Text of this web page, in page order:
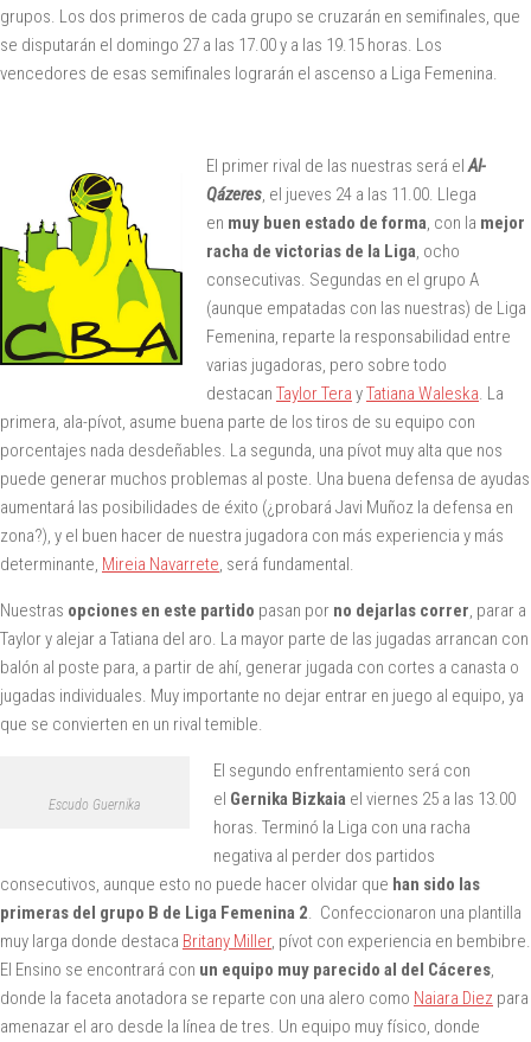
grupos. Los dos primeros de cada grupo se cruzarán en semifinales, que
se disputarán el domingo 27 a las 17.00 y a las 19.15 horas. Los
vencedores de esas semifinales lograrán el ascenso a Liga Femenina.
El primer rival de las nuestras será elAl-
Qázeres, el jueves 24 a las 11.00. Llega
en muy buen estado de forma, con la mejor
racha de victorias de la Liga, ocho
consecutivas. Segundas en el grupo A
(aunque empatadas con las nuestras) de Liga
Femenina, reparte la responsabilidad entre
varias jugadoras, pero sobre todo
destacan Taylor Tera yTatiana Waleska. La
primera, ala-pívot, asume buena parte de los tiros de su equipo con
porcentajes nada desdeñables. La segunda, una pívot muy alta que nos
puede generar muchos problemas al poste. Una buena defensa de ayudas
aumentará las posibilidades de éxito (¿probará Javi Muñoz la defensa en
zona?), y el buen hacer de nuestra jugadora con más experiencia y más
determinante, Mireia Navarrete, será fundamental.
Nuestras opciones en este partido pasan por no dejarlas correr, parar a
Taylor y alejar a Tatiana del aro. La mayor parte de las jugadas arrancan con
balón al poste para, a partir de ahí, generar jugada con cortes a canasta o
jugadas individuales. Muy importante no dejar entrar en juego al equipo, ya
que se convierten en un rival temible.
Escudo Guernika
El segundo enfrentamiento será con
el Gernika Bizkaia el viernes 25 a las 13.00
horas. Terminó la Liga con una racha
negativa al perder dos partidos
consecutivos, aunque esto no puede hacer olvidar que han sido las
primeras del grupo B de Liga Femenina 2. Confeccionaron una plantilla
muy larga donde destaca Britany Miller, pívot con experiencia en bembibre.
El Ensino se encontrará con un equipo muy parecido al del Cáceres,
donde la faceta anotadora se reparte con una alero como Naiara Diez para
amenazar el aro desde la línea de tres. Un equipo muy físico, donde